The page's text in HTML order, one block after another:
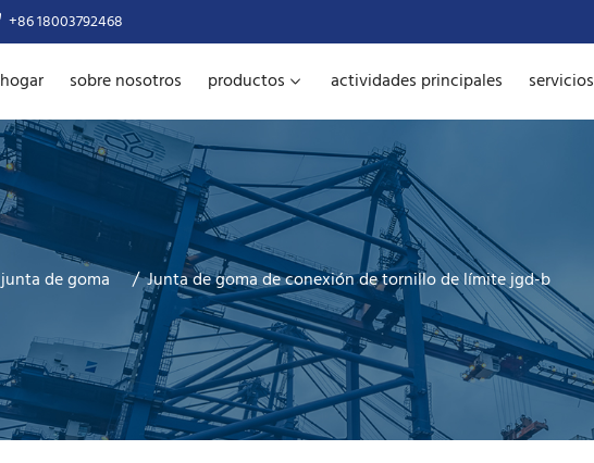
+86 18003792468
hogar sobre nosotros productos actividades principales servicios
junta de goma Junta de goma de conexión de tornillo de límite jgd-b